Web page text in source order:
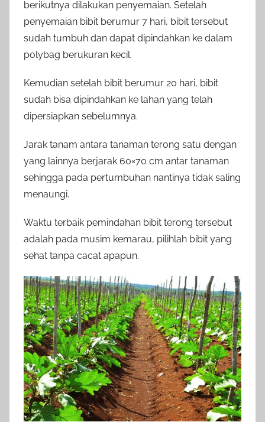
berikutnya dilakukan penyemaian. Setelah
penyemaian bibit berumur 7 hari, bibit tersebut
sudah tumbuh dan dapat dipindahkan ke dalam
polybag berukuran kecil.
Kemudian setelah bibit berumur 20 hari, bibit
sudah bisa dipindahkan ke lahan yang telah
dipersiapkan sebelumnya.
Jarak tanam antara tanaman terong satu dengan
yang lainnya berjarak 60×70 cm antar tanaman
sehingga pada pertumbuhan nantinya tidak saling
menaungi.
Waktu terbaik pemindahan bibit terong tersebut
adalah pada musim kemarau, pilihlah bibit yang
sehat tanpa cacat apapun.